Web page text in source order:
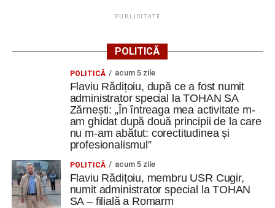
PUBLICITATE
POLITICĂ
POLITICĂ acum 5 zile
Flaviu Rădițoiu, după ce a fost numit
administrator special la TOHAN SA
Zărnești: „În întreaga mea activitate m-
am ghidat după două principii de la care
nu m-am abătut: corectitudinea și
profesionalismul”
POLITICĂ acum 5 zile
Flaviu Rădițoiu, membru USR Cugir,
numit administrator special la TOHAN
SA – filială a Romarm